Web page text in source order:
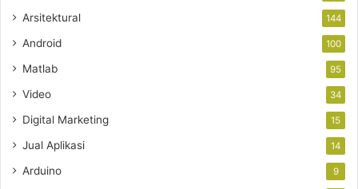
Arsitektural 144
Android 100
Matlab 95
Video 34
Digital Marketing 15
Jual Aplikasi 14
Arduino 9